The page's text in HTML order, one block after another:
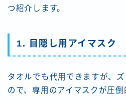
つ紹介します。
1. 目隠し用アイマスク
タオルでも代用できますが、
ので、専用のアイマスクが圧倒